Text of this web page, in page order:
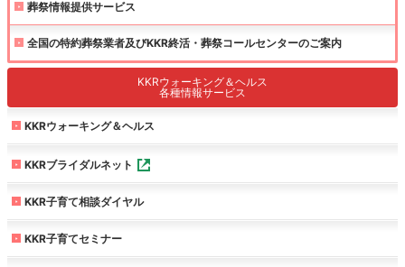
葬祭情報提供サービス
全国の特約葬祭業者及びKKR終活・葬祭コールセンターのご案内
KKRウォーキング＆ヘルス
各種情報サービス
KKRウォーキング＆ヘルス
KKRブライダルネット
KKR子育て相談ダイヤル
KKR子育てセミナー